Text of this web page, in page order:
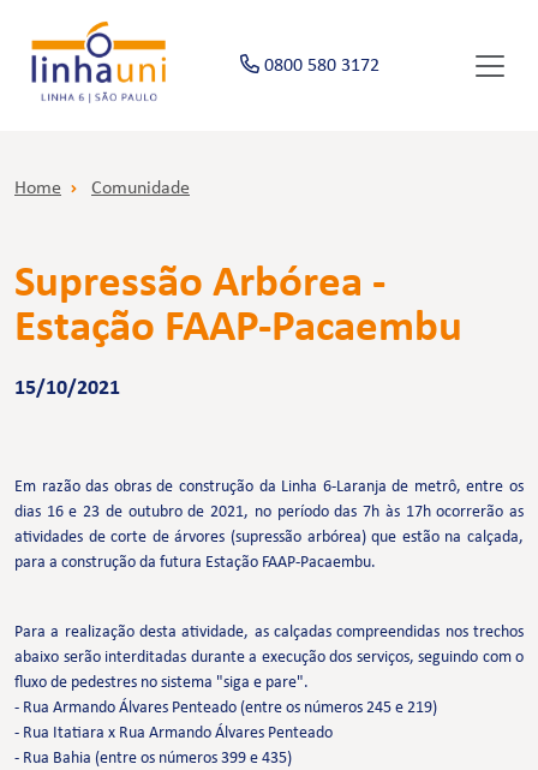
0800 580 3172
Home Comunidade
Supressão Arbórea -
Estação FAAP-Pacaembu
15/10/2021
Em razão das obras de construção da Linha 6-Laranja de metrô, entre os
dias 16 e 23 de outubro de 2021, no período das 7h às 17h ocorrerão as
atividades de corte de árvores (supressão arbórea) que estão na calçada,
para a construção da futura Estação FAAP-Pacaembu.
Para a realização desta atividade, as calçadas compreendidas nos trechos
abaixo serão interditadas durante a execução dos serviços, seguindo com o
fluxo de pedestres no sistema "siga e pare".
- Rua Armando Álvares Penteado (entre os números 245 e 219)
- Rua Itatiara x Rua Armando Álvares Penteado
- Rua Bahia (entre os números 399 e 435)